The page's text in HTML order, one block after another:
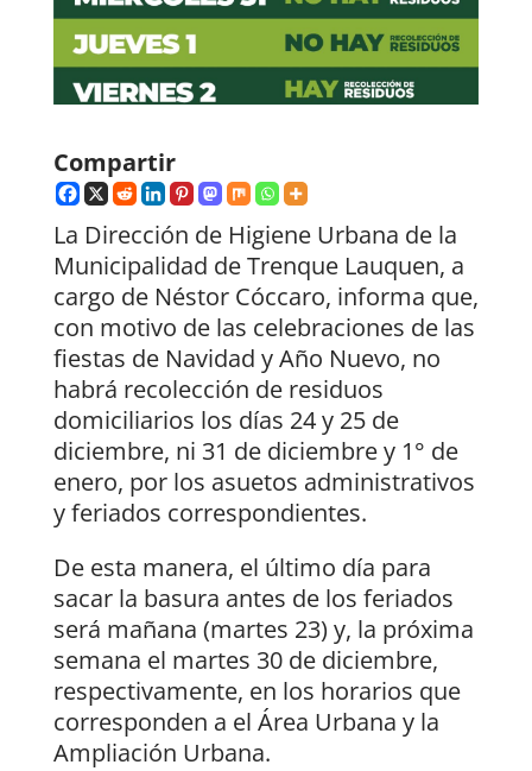
Compartir
La Dirección de Higiene Urbana de la
Municipalidad de Trenque Lauquen, a
cargo de Néstor Cóccaro, informa que,
con motivo de las celebraciones de las
fiestas de Navidad y Año Nuevo, no
habrá recolección de residuos
domiciliarios los días 24 y 25 de
diciembre, ni 31 de diciembre y 1° de
enero, por los asuetos administrativos
y feriados correspondientes.
De esta manera, el último día para
sacar la basura antes de los feriados
será mañana (martes 23) y, la próxima
semana el martes 30 de diciembre,
respectivamente, en los horarios que
corresponden a el Área Urbana y la
Ampliación Urbana.